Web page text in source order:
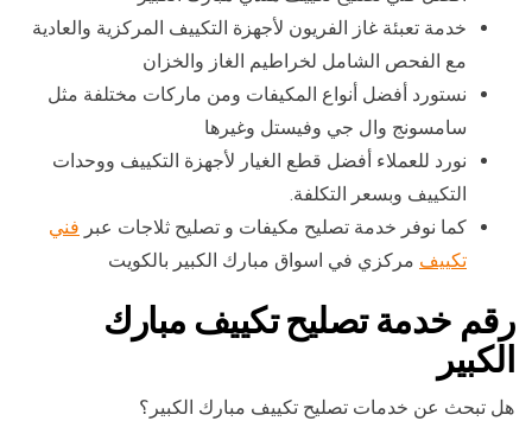
خدمة تعبئة غاز الفريون لأجهزة التكييف المركزية والعادية
مع الفحص الشامل لخراطيم الغاز والخزان
نستورد أفضل أنواع المكيفات ومن ماركات مختلفة مثل
سامسونج وال جي وفيستل وغيرها
نورد للعملاء أفضل قطع الغيار لأجهزة التكييف ووحدات
التكييف وبسعر التكلفة.
كما نوفر خدمة تصليح مكيفات و تصليح ثلاجات عبر فني
تكييف مركزي في اسواق مبارك الكبير بالكويت
رقم خدمة تصليح تكييف مبارك
الكبير
هل تبحث عن خدمات تصليح تكييف مبارك الكبير؟